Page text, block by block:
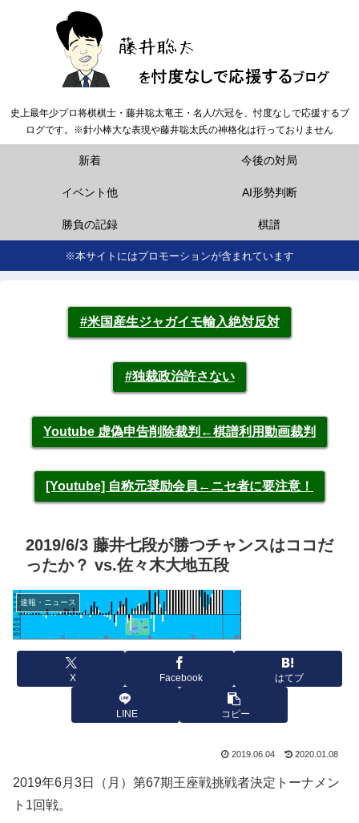
史上最年少プロ将棋棋士・藤井聡太竜王・名人/六冠を、忖度なしで応援するブ
ログです。※針小棒大な表現や藤井聡太氏の神格化は行っておりません
新着 今後の対局
イベント他 AI形勢判断
勝負の記録 棋譜
※本サイトにはプロモーションが含まれています
#米国産生ジャガイモ輸入絶対反対
#独裁政治許さない
Youtube 虚偽申告削除裁判←棋譜利用動画裁判
[Youtube] 自称元奨励会員←ニセ者に要注意！
2019/6/3 藤井七段が勝つチャンスはココだ
ったか？ vs.佐々木大地五段
速報・ニュース
X Facebook はてブ
LINE コピー
2019.06.04 2020.01.08
2019年6月3日（月）第67期王座戦挑戦者決定トーナメン
ト1回戦。